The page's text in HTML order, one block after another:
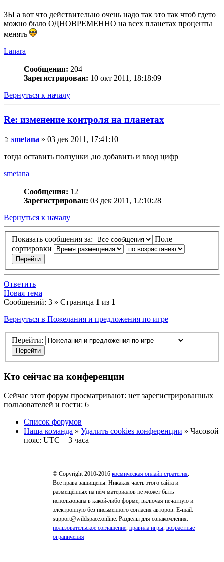
ЗЫ а вот что действительно очень надо так это так чтоб гдето
можно было ОДНОВРЕМЕННО на всех планетах проценты
менять
Lanara
Сообщения: 204
Зарегистрирован: 10 окт 2011, 18:18:09
Вернуться к началу
Re: изменение контроля на планетах
smetana » 03 дек 2011, 17:41:10
тогда оставить ползунки ,но добавить и ввод цифр
smetana
Сообщения: 12
Зарегистрирован: 03 дек 2011, 12:10:28
Вернуться к началу
Показать сообщения за:
Поле
сортировки
Ответить
Новая тема
Сообщений: 3 » Страница 1 из 1
Вернуться в Пожелания и предложения по игре
Перейти:
Кто сейчас на конференции
Сейчас этот форум просматривают: нет зарегистрированных
пользователей и гости: 6
Список форумов
Наша команда » Удалить cookies конференции » Часовой
пояс: UTC + 3 часа
© Copyright 2010-2016 космическая онлайн стратегия.
Все права защищены. Никакая часть этого сайта и
размещённых на нём материалов не может быть
использована в какой-либо форме, включая печатную и
электронную без письменного согласия авторов. E-mail:
support@wildspace.online. Разделы для ознакомления:
пользовательское соглашение, правила игры, возрастные
ограничения